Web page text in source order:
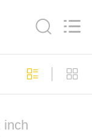
inch